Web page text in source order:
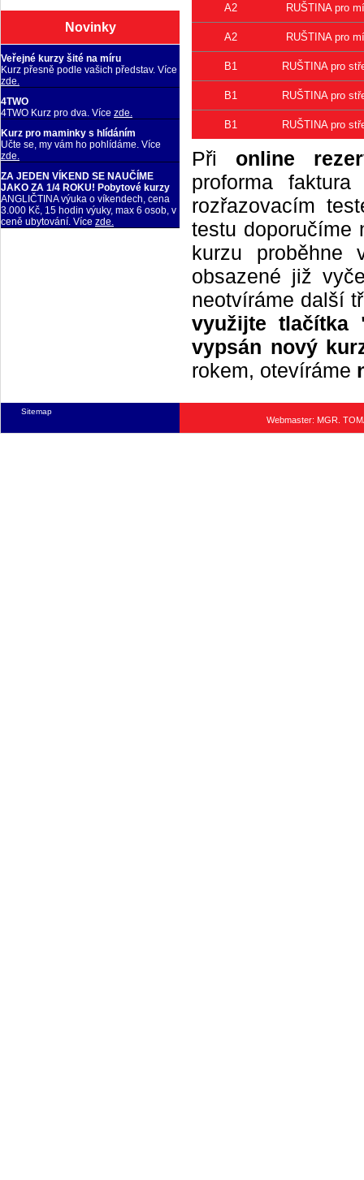
Novinky
Veřejné kurzy šité na míru
Kurz přesně podle vašich představ. Více
zde.
4TWO
4TWO Kurz pro dva. Více zde.
Kurz pro maminky s hlídáním
Učte se, my vám ho pohlídáme. Více
zde.
ZA JEDEN VÍKEND SE NAUČÍME
JAKO ZA 1/4 ROKU! Pobytové kurzy
ANGLIČTINA výuka o víkendech, cena
3.000 Kč, 15 hodin výuky, max 6 osob, v
ceně ubytování. Více zde.
A2 RUŠTINA pro
A2 RUŠTINA pro
B1 RUŠTINA pro
B1 RUŠTINA pro
B1 RUŠTINA pro
Při online
proforma
rozřazovacím
testu doporučíme
kurzu proběhne
obsazené již
neotvíráme další
využijte tlačítka
vypsán nový
rokem, otevíráme
Webmaster: MGR.
Sitemap